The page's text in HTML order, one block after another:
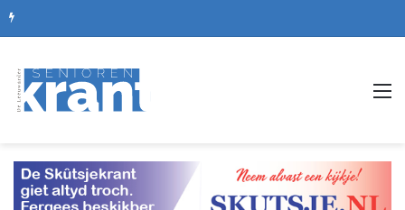
De mooiste picknickplekken, routes en zomerse uitjes